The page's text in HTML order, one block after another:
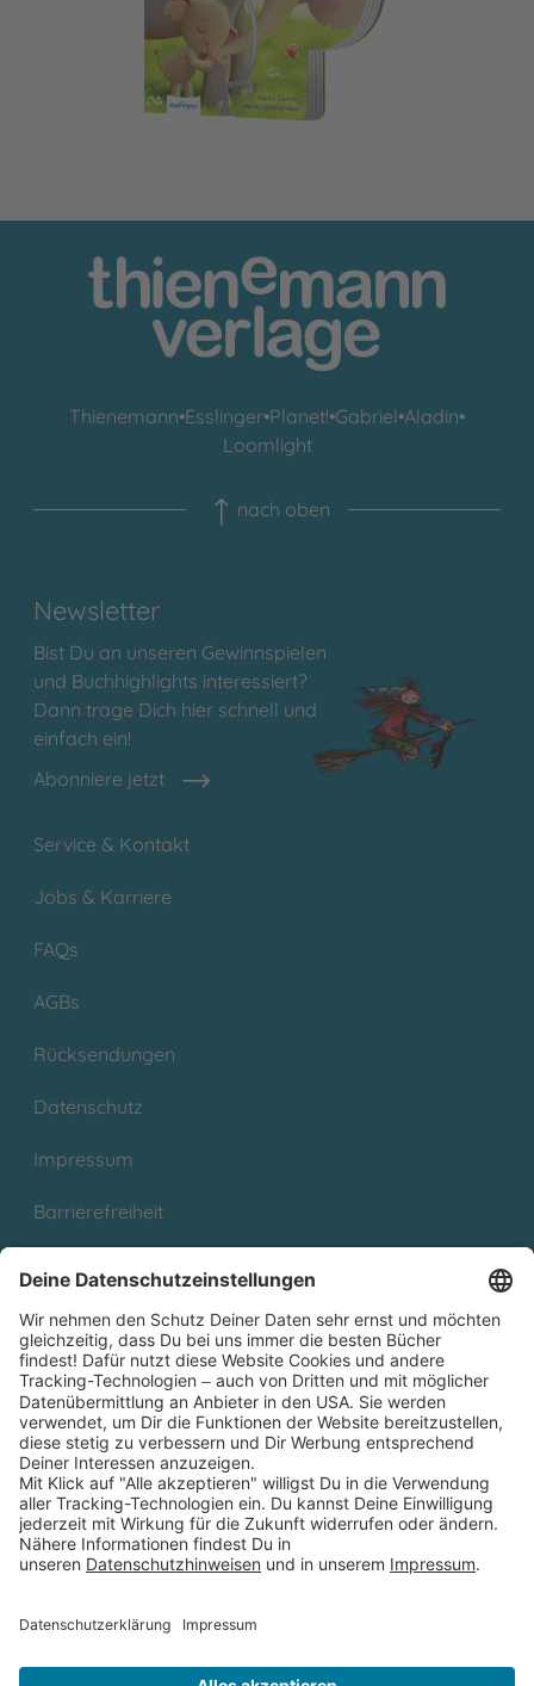
Thienemann•Esslinger•Planet!•Gabriel•Aladin•
Loomlight
nach oben
Newsletter
Bist Du an unseren Gewinnspielen
und Buchhighlights interessiert?
Dann trage Dich hier schnell und
einfach ein!
Abonniere jetzt
Service & Kontakt
Jobs & Karriere
FAQs
AGBs
Rücksendungen
Datenschutz
Impressum
Barrierefreiheit
Partnerprogramm (Affiliate)
Folge uns auf
* Versandkostenfrei ab 9,00 € Bestellwert innerhalb
Deutschlands
** Lieferzeit 1-3 Werktage innerhalb Deutschlands
Thienemann-Esslinger Verlag GmbH, Blumenstraße 36, D-70182